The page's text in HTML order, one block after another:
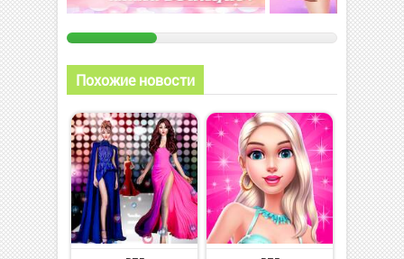
Похожие новости